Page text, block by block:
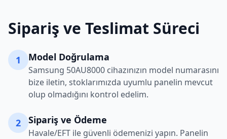
Sipariş ve Teslimat Süreci
1 Model Doğrulama
Samsung 50AU8000 cihazınızın model numarasını
bize iletin, stoklarımızda uyumlu panelin mevcut
olup olmadığını kontrol edelim.
2 Sipariş ve Ödeme
Havale/EFT ile güvenli ödemenizi yapın. Panelin